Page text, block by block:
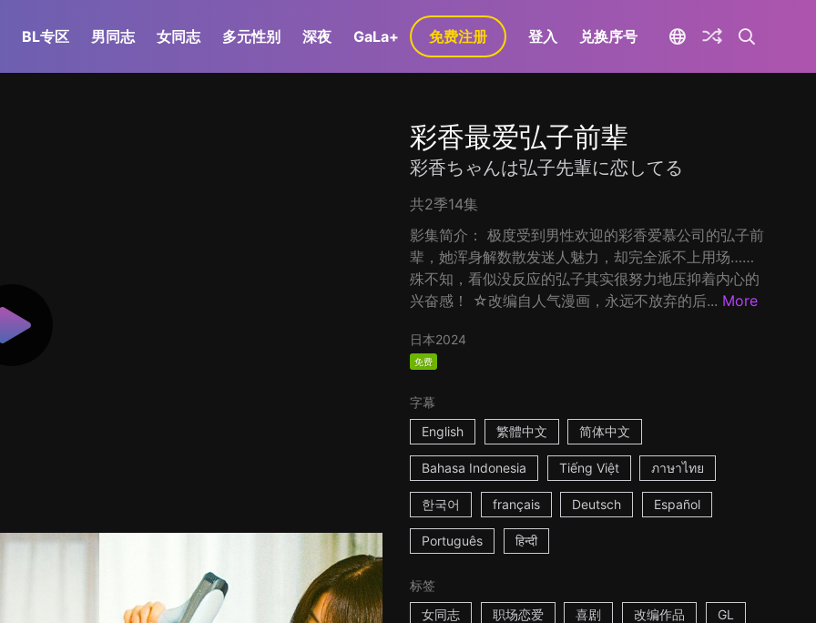
BL专区 男同志 女同志 多元性别 深夜 GaLa+ 免费注册 登入 兑换序号
彩香最爱弘子前辈
彩香ちゃんは弘子先輩に恋してる
共2季14集
影集简介： 极度受到男性欢迎的彩香爱慕公司的弘子前
辈，她浑身解数散发迷人魅力，却完全派不上用场……
殊不知，看似没反应的弘子其实很努力地压抑着内心的
兴奋感！ ☆改编自人气漫画，永远不放弃的后... More
日本2024
免费
字幕
English
繁體中文 简体中文
Bahasa Indonesia Tiếng Việt ภาษาไทย
한국어 français Deutsch Español
Português हिन्दी
标签
女同志
职场恋爱 喜剧 改编作品 GL